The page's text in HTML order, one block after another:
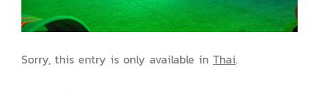
Sorry, this entry is only available in Thai.